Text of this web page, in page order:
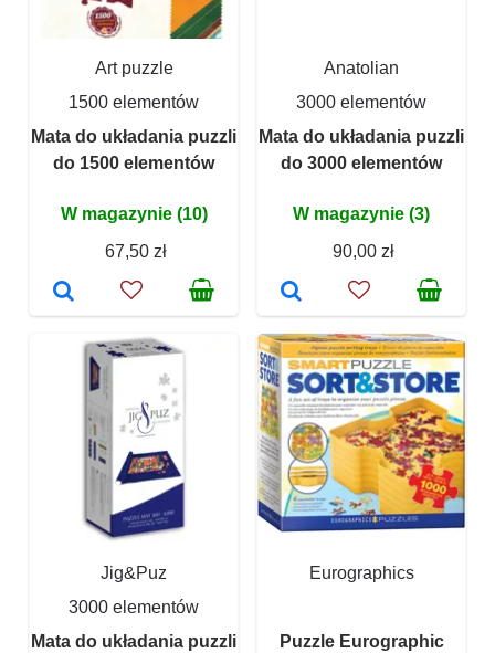
Art puzzle
1500 elementów
Mata do układania puzzli
do 1500 elementów
W magazynie (10)
67,50 zł
Anatolian
3000 elementów
Mata do układania puzzli
do 3000 elementów
W magazynie (3)
90,00 zł
Jig&Puz
3000 elementów
Mata do układania puzzli
Eurographics
Puzzle Eurographic